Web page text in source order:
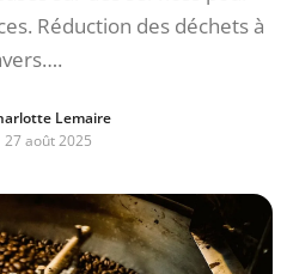
Réduction des déchets à
Lemaire
27 août 2025